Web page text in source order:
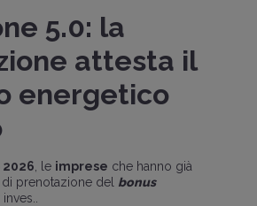
5.0: la
attesta il
energetico
, le imprese che hanno già
prenotazione del bonus